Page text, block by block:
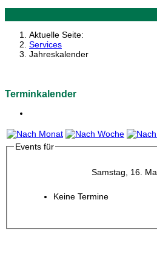
Aktuelle Seite:
Services
Jahreskalender
Terminkalender
Events für
Samstag, 16.
Keine Termine